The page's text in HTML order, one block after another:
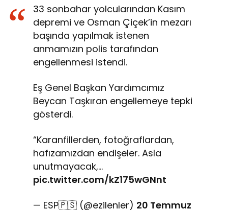
33 sonbahar yolcularından Kasım
depremi ve Osman Çiçek’in mezarı
başında yapılmak istenen
anmamızın polis tarafından
engellenmesi istendi.
Eş Genel Başkan Yardımcımız
Beycan Taşkıran engellemeye tepki
gösterdi.
“Karanfillerden, fotoğraflardan,
hafızamızdan endişeler. Asla
unutmayacak,…
pic.twitter.com/kZ175wGNnt
— ESP🇵🇸 (@ezilenler) 20 Temmuz